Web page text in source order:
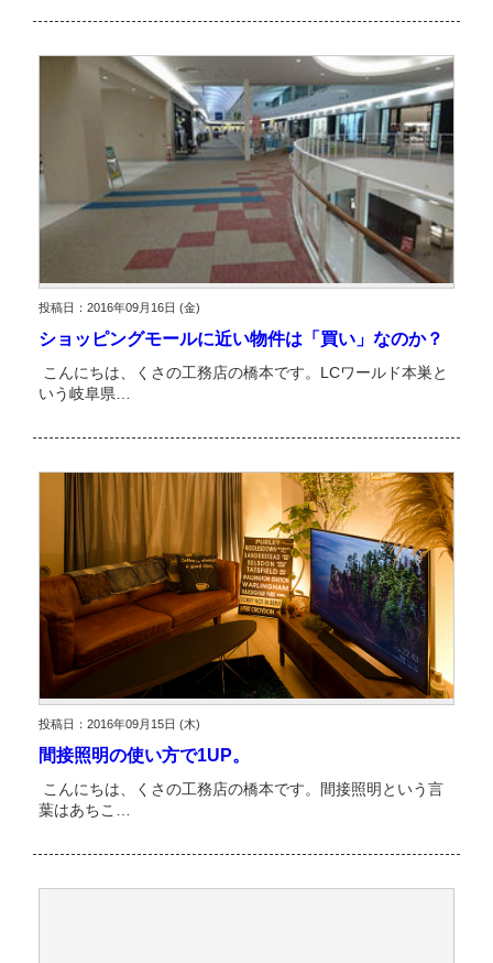
投稿日：2016年09月16日 (金)
ショッピングモールに近い物件は「買い」なのか？
こんにちは、くさの工務店の橋本です。LCワールド本巣と
いう岐阜県…
投稿日：2016年09月15日 (木)
間接照明の使い方で1UP。
こんにちは、くさの工務店の橋本です。間接照明という言
葉はあちこ…